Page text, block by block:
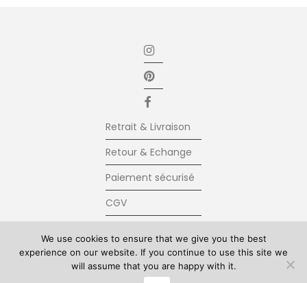
Retrait & Livraison
Retour & Echange
Paiement sécurisé
CGV
Contact
© Kolkhoze 2025, all rights reserved
We use cookies to ensure that we give you the best
experience on our website. If you continue to use this site we
will assume that you are happy with it.